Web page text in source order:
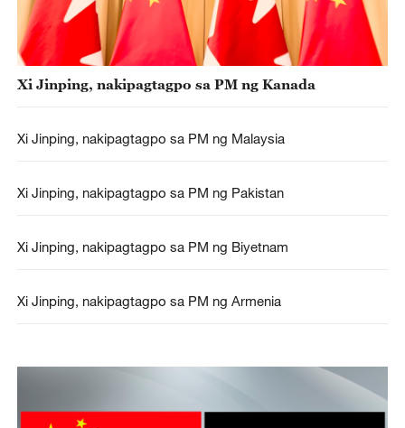
Xi Jinping, nakipagtagpo sa PM ng Kanada
Xi Jinping, nakipagtagpo sa PM ng Malaysia
Xi Jinping, nakipagtagpo sa PM ng Pakistan
Xi Jinping, nakipagtagpo sa PM ng Biyetnam
Xi Jinping, nakipagtagpo sa PM ng Armenia